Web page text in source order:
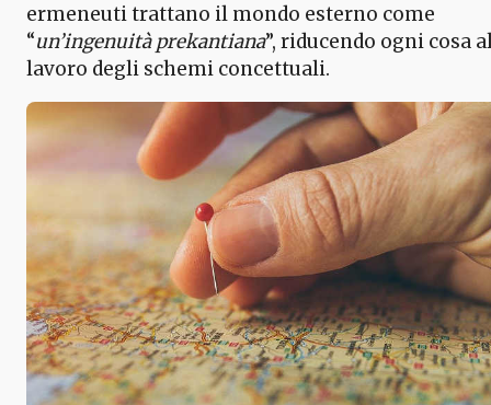
ermeneuti trattano il mondo esterno come
“un’ingenuità prekantiana”, riducendo ogni cosa
lavoro degli schemi concettuali.